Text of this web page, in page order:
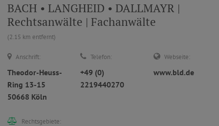
BACH • LANGHEID • DALLMAYR |
Rechtsanwälte | Fachanwälte
(2.15 km entfernt)
Anschrift:
Theodor-Heuss-
Ring 13-15
50668 Köln
Telefon:
+49 (0)
2219440270
Webseite:
www.bld.de
Rechtsgebiete: